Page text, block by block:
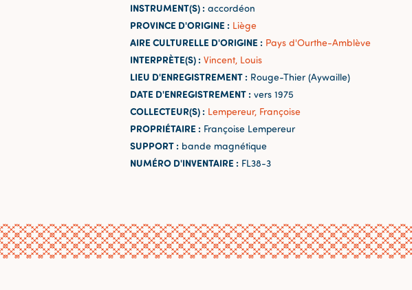
INSTRUMENT(S) : accordéon
PROVINCE D'ORIGINE : Liège
AIRE CULTURELLE D'ORIGINE : Pays d'Ourthe-Amblève
INTERPRÈTE(S) : Vincent, Louis
LIEU D'ENREGISTREMENT : Rouge-Thier (Aywaille)
DATE D'ENREGISTREMENT : vers 1975
COLLECTEUR(S) : Lempereur, Françoise
PROPRIÉTAIRE : Françoise Lempereur
SUPPORT : bande magnétique
NUMÉRO D'INVENTAIRE : FL38-3